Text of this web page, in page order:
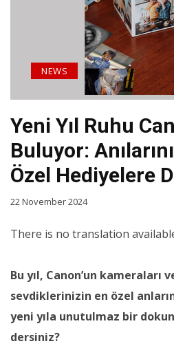
Yeni Yıl Ruhu
Buluyor:
Özel Hediyelere
NEWS
22 November 2024
There is no translation
Bu yıl, Canon’un kameraları
sevdiklerinizin en özel
yeni yıla unutulmaz bir
dersiniz?